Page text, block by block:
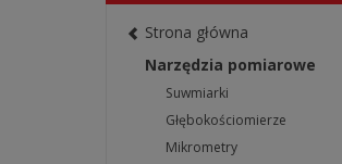
Strona główna
Narzędzia pomiarowe
Suwmiarki
Głębokościomierze
Mikrometry